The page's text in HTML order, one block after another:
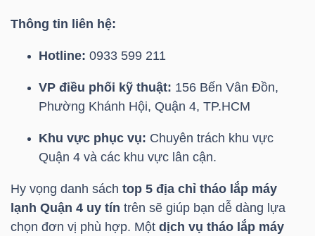
Thông tin liên hệ:
Hotline: 0933 599 211
VP điều phối kỹ thuật: 156 Bến Vân Đồn,
Phường Khánh Hội, Quận 4, TP.HCM
Khu vực phục vụ: Chuyên trách khu vực
Quận 4 và các khu vực lân cận.
Hy vọng danh sách top 5 địa chỉ tháo lắp máy
lạnh Quận 4 uy tín trên sẽ giúp bạn dễ dàng lựa
chọn đơn vị phù hợp. Một dịch vụ tháo lắp máy
Đào
tài
chính